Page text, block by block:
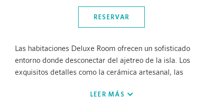
RESERVAR
Las habitaciones Deluxe Room ofrecen un sofisticado
entorno donde desconectar del ajetreo de la isla. Los
exquisitos detalles como la cerámica artesanal, las
aguamarina y azules aportan al espacio una sensación de
LEER MÁS